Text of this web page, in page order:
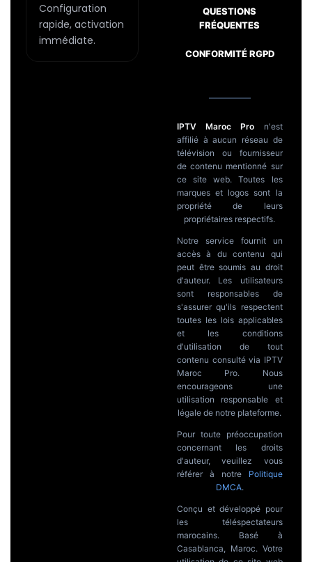
contenu
Configuration
rapide, activation
immédiate.
QUESTIONS
FRÉQUENTES
CONFORMITÉ RGPD
IPTV Maroc Pro n'est
affilié à aucun réseau de
télévision ou fournisseur
de contenu mentionné sur
ce site web. Toutes les
marques et logos sont la
propriété de leurs
propriétaires respectifs.
Notre service fournit un
accès à du contenu qui
peut être soumis au droit
d'auteur. Les utilisateurs
sont responsables de
s'assurer qu'ils respectent
toutes les lois applicables
et les conditions
d'utilisation de tout
contenu consulté via IPTV
Maroc Pro. Nous
encourageons une
utilisation responsable et
légale de notre plateforme.
Pour toute préoccupation
concernant les droits
d'auteur, veuillez vous
référer à notre Politique
DMCA.
Conçu et développé pour
les téléspectateurs
marocains. Basé à
Casablanca, Maroc. Votre